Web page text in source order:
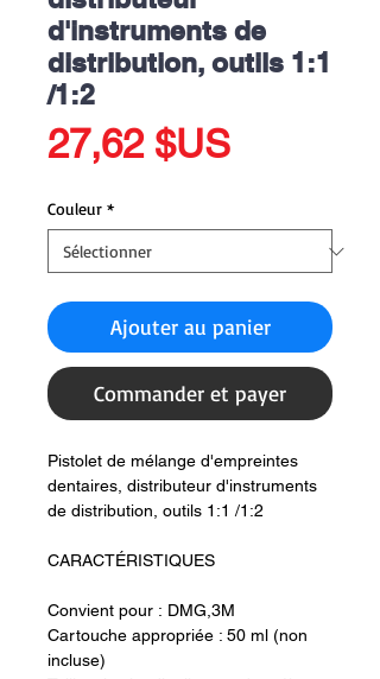
d'instruments de
distribution, outils 1:1
/1:2
27,62 $USPrix
Couleur *
Ajouter au panier
Commander et payer
Pistolet de mélange d'empreintes
dentaires, distributeur d'instruments
de distribution, outils 1:1 /1:2
CARACTÉRISTIQUES
Convient pour : DMG,3M
Cartouche appropriée : 50 ml (non
incluse)